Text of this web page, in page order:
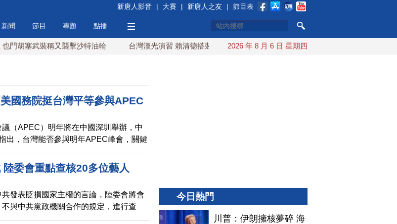
新唐人影音 | 大賽 | 新唐人之友 | 節目表
新聞 節目 專題 點播
裝稱又襲擊沙特油輪 台灣漢光演習 賴清德搭裝甲車進駐衡山指揮所 AIT公開台美海巡合作 余茂春：東亞最
2026 年 8 月 6 日 星期四
國務院挺台灣平等參與APEC
（APEC）明年將在中國深圳舉辦，中
出，台灣能否參與明年APEC峰會，關鍵
」。對此，[切]中華民國外交部長林佳龍
年APEC大會附加很多條件，違反去年
所寫下的書面承諾，台灣會捍衛自身權
應依照APEC慣例，獲得平等、完整的參
則，確保與會者安全。
委會重點查核20多位藝人
發表貶損國家主權的言論，陸委會將會
與中共黨政機關合作的規定，進行查
。
今日熱門
川普：伊朗擁核夢碎 海